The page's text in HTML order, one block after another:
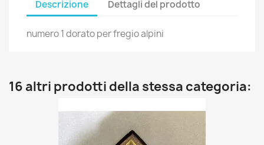
Descrizione Dettagli del prodotto
numero 1 dorato per fregio alpini
16 altri prodotti della stessa categoria: